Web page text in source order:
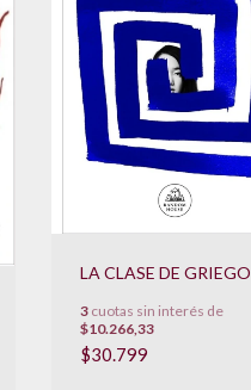
LA CLASE DE GRIEGO
3cuotas sin interés de
$10.266,33
$30.799